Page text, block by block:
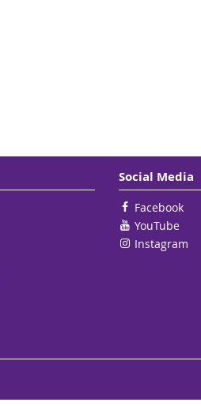
Social Media
Facebook
YouTube
Instagram